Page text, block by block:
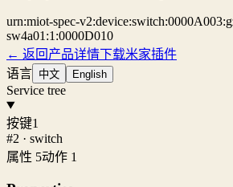
urn:miot-spec-
sw4a01:1:0000D010
← 返回产品详情下载米家插件
语言 中文 English
Service tree
按键1
#2 · switch
属性 5动作 1